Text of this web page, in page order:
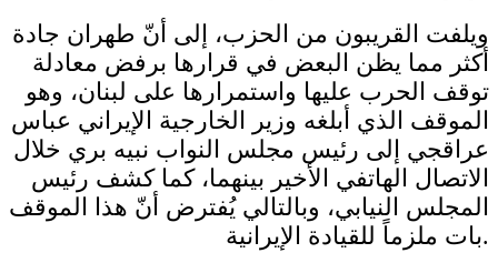
ويلفت القريبون من الحزب، إلى أنّ طهران جادة
أكثر مما يظن البعض في قرارها برفض معادلة
توقف الحرب عليها واستمرارها على لبنان، وهو
الموقف الذي أبلغه وزير الخارجية الإيراني عباس
عراقجي إلى رئيس مجلس النواب نبيه بري خلال
الاتصال الهاتفي الأخير بينهما، كما كشف رئيس
المجلس النيابي، وبالتالي يُفترض أنّ هذا الموقف
بات ملزماً للقيادة الإيرانية.